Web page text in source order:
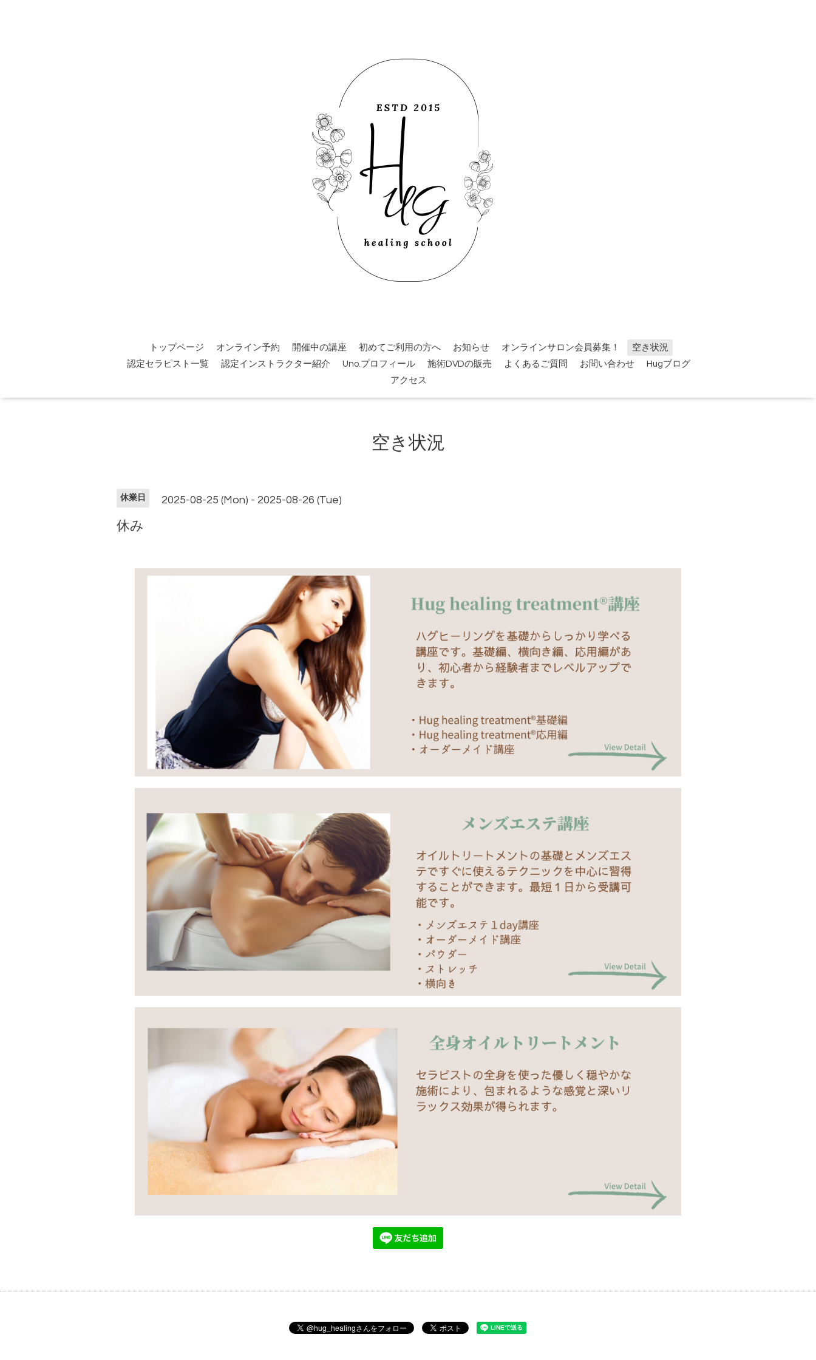
トップページ オンライン予約 開催中の講座 初めてご利用の方へ お知らせ オンラインサロン会員募集！
空き状況
認定セラピスト一覧
認定インストラクター紹介 Uno.プロフィール 施術DVDの販売 よくあるご質問 お問い合わせ
Hugブログ
アクセス
空き状況
休業日 2025-08-25 (Mon) - 2025-08-26 (Tue)
休み